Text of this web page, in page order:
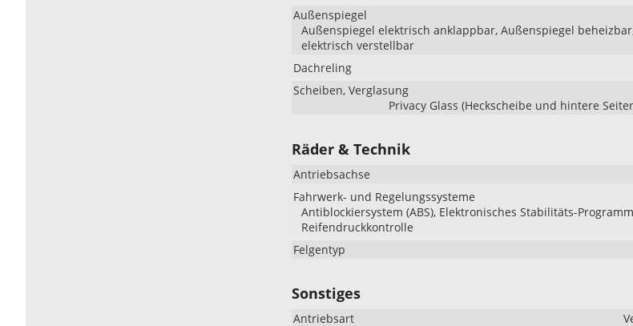
Außenspiegel
Außenspiegel elektrisch anklappbar, Außenspiegel
elektrisch verstellbar
Dachreling
Scheiben, Verglasung
Privacy Glass (Heckscheibe und hintere
Räder & Technik
Antriebsachse
Fahrwerk- und Regelungssysteme
Antiblockiersystem (ABS), Elektronisches Stabilitäts-Programm
Reifendruckkontrolle
Felgentyp
Sonstiges
Antriebsart